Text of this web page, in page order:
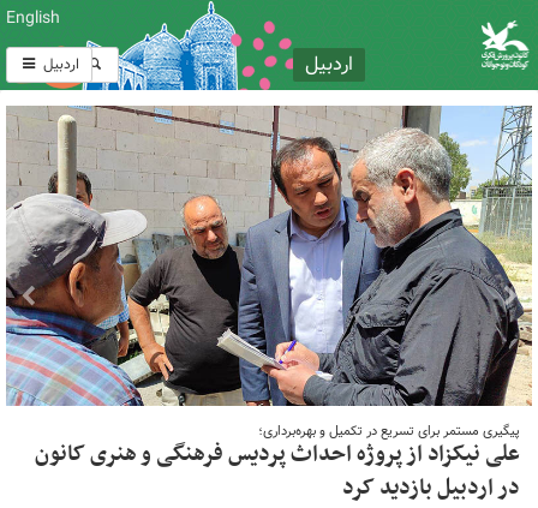
اردبیل
English
اردبیل
پیگیری مستمر برای تسریع در تکمیل و بهره‌برداری؛
علی نیکزاد از پروژه احداث پردیس فرهنگی و هنری کانون
در اردبیل بازدید کرد